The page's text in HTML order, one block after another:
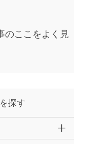
のここをよく見
探す